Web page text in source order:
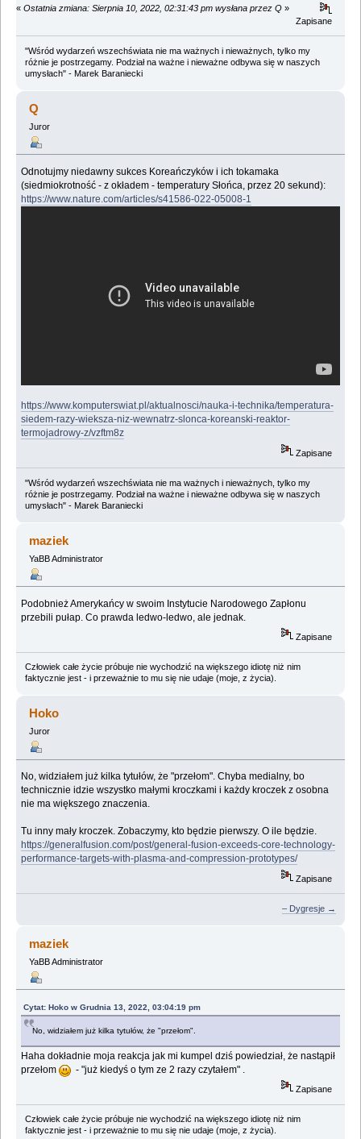
« Ostatnia zmiana: Sierpnia 10, 2022, 02:31:43 pm wysłana przez Q »
Zapisane
"Wśród wydarzeń wszechświata nie ma ważnych i nieważnych, tylko my
różnie je postrzegamy. Podział na ważne i nieważne odbywa się w naszych
umysłach" - Marek Baraniecki
Q
Juror
Odnotujmy niedawny sukces Koreańczyków i ich tokamaka
(siedmiokrotność - z okładem - temperatury Słońca, przez 20 sekund):
https://www.nature.com/articles/s41586-022-05008-1
https://www.komputerswiat.pl/aktualnosci/nauka-i-technika/temperatura-
siedem-razy-wieksza-niz-wewnatrz-slonca-koreanski-reaktor-
termojadrowy-z/vzftm8z
Zapisane
"Wśród wydarzeń wszechświata nie ma ważnych i nieważnych, tylko my
różnie je postrzegamy. Podział na ważne i nieważne odbywa się w naszych
umysłach" - Marek Baraniecki
maziek
YaBB Administrator
Podobnież Amerykańcy w swoim Instytucie Narodowego Zapłonu
przebili pułap. Co prawda ledwo-ledwo, ale jednak.
Zapisane
Człowiek całe życie próbuje nie wychodzić na większego idiotę niż nim
faktycznie jest - i przeważnie to mu się nie udaje (moje, z życia).
Hoko
Juror
No, widziałem już kilka tytułów, że "przełom". Chyba medialny, bo
technicznie idzie wszystko małymi kroczkami i każdy kroczek z osobna
nie ma większego znaczenia.
Tu inny mały kroczek. Zobaczymy, kto będzie pierwszy. O ile będzie.
https://generalfusion.com/post/general-fusion-exceeds-core-technology-
performance-targets-with-plasma-and-compression-prototypes/
Zapisane
– Dygresje →
maziek
YaBB Administrator
Cytat: Hoko w Grudnia 13, 2022, 03:04:19 pm
No, widziałem już kilka tytułów, że "przełom".
Haha dokładnie moja reakcja jak mi kumpel dziś powiedział, że nastąpił
przełom
- "już kiedyś o tym ze 2 razy czytałem" .
Zapisane
Człowiek całe życie próbuje nie wychodzić na większego idiotę niż nim
faktycznie jest - i przeważnie to mu się nie udaje (moje, z życia).